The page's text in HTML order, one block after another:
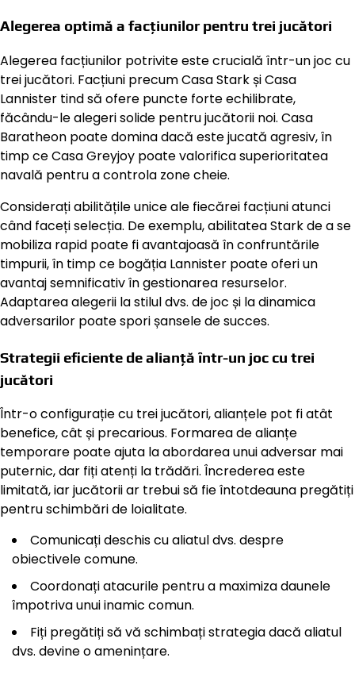
Alegerea optimă a facțiunilor pentru trei jucători
Alegerea facțiunilor potrivite este crucială într-un joc cu
trei jucători. Facțiuni precum Casa Stark și Casa
Lannister tind să ofere puncte forte echilibrate,
făcându-le alegeri solide pentru jucătorii noi. Casa
Baratheon poate domina dacă este jucată agresiv, în
timp ce Casa Greyjoy poate valorifica superioritatea
navală pentru a controla zone cheie.
Considerați abilitățile unice ale fiecărei facțiuni atunci
când faceți selecția. De exemplu, abilitatea Stark de a se
mobiliza rapid poate fi avantajoasă în confruntările
timpurii, în timp ce bogăția Lannister poate oferi un
avantaj semnificativ în gestionarea resurselor.
Adaptarea alegerii la stilul dvs. de joc și la dinamica
adversarilor poate spori șansele de succes.
Strategii eficiente de alianță într-un joc cu trei
jucători
Într-o configurație cu trei jucători, alianțele pot fi atât
benefice, cât și precarious. Formarea de alianțe
temporare poate ajuta la abordarea unui adversar mai
puternic, dar fiți atenți la trădări. Încrederea este
limitată, iar jucătorii ar trebui să fie întotdeauna pregătiți
pentru schimbări de loialitate.
Comunicați deschis cu aliatul dvs. despre
obiectivele comune.
Coordonați atacurile pentru a maximiza daunele
împotriva unui inamic comun.
Fiți pregătiți să vă schimbați strategia dacă aliatul
dvs. devine o amenințare.